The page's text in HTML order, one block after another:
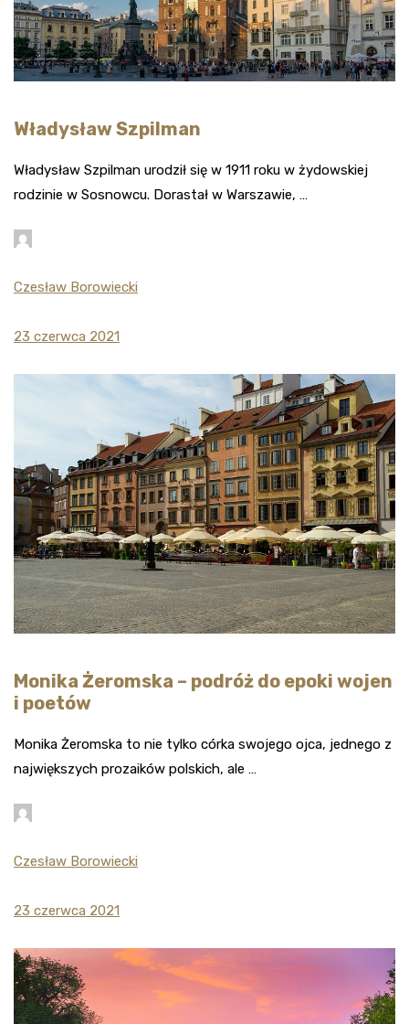
Władysław Szpilman
Władysław Szpilman urodził się w 1911 roku w żydowskiej
rodzinie w Sosnowcu. Dorastał w Warszawie, …
Czesław Borowiecki
23 czerwca 2021
Monika Żeromska – podróż do epoki wojen
i poetów
Monika Żeromska to nie tylko córka swojego ojca, jednego z
największych prozaików polskich, ale …
Czesław Borowiecki
23 czerwca 2021